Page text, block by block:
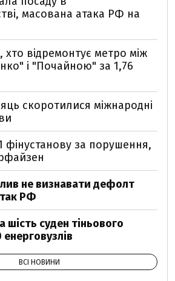
масована атака РФ на
хто відремонтує метро між
і "Почайною" за 1,76
скоротилися міжнародні
фінустанову за порушення,
не визнавати дефолт
РФ
шість суден тіньового
ВСІ НОВИНИ